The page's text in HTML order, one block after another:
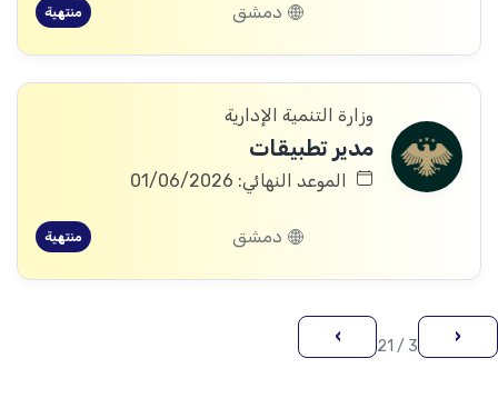
دمشق منتهية
وزارة التنمية الإدارية
مدير تطبيقات
الموعد النهائي: 01/06/2026
دمشق منتهية
‹
3 / 21
›